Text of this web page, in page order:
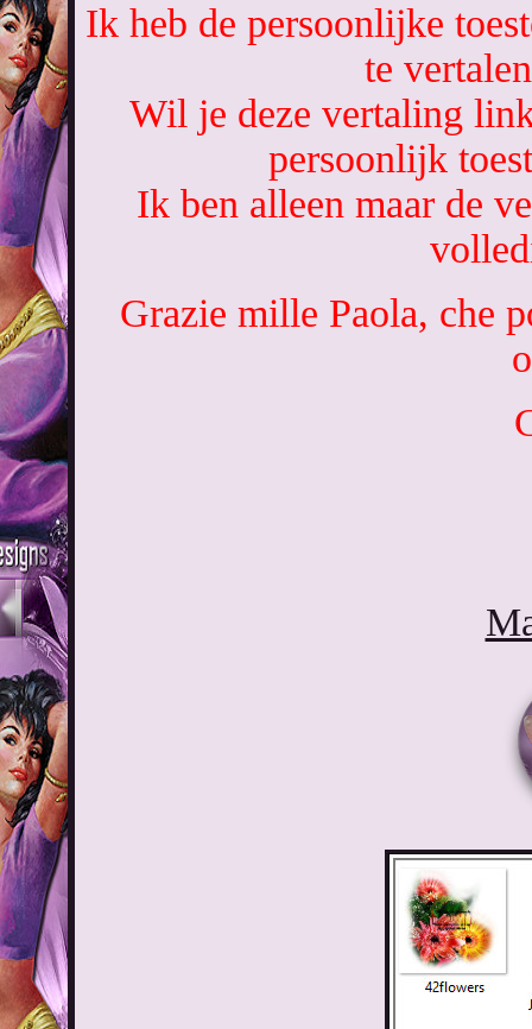
Ik heb de persoonlijke
te
Wil je deze vertaling
persoonlijk
Ik ben alleen maar de
Grazie mille Paola, che